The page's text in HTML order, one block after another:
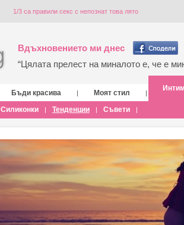
1/3 са правили секс с непознат това лято
Вдъхновението ми днес
“Цялата прелест на миналото е, че е
Бъди красива | Моят стил |
Силиконки | Тенденции | Съвети |